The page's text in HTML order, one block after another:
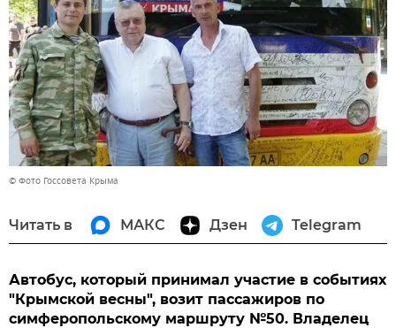
© Фото Госсовета Крыма
Читать в МАКС Дзен Telegram
Автобус, который принимал участие в событиях
"Крымской весны", возит пассажиров по
симферопольскому маршруту №50. Владелец